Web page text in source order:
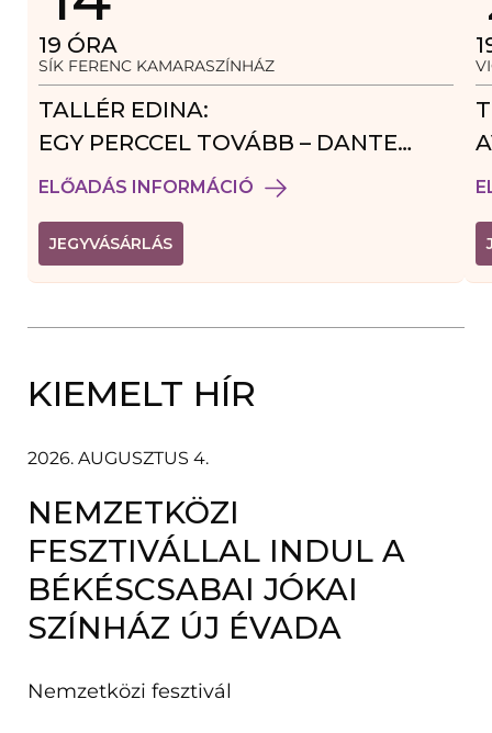
19 ÓRA
SÍK FERENC KAMARASZÍNHÁZ
TALLÉR EDINA:
EGY PERCCEL TOVÁBB – DANTE
VENDÉGJÁTÉK
ELŐADÁS INFORMÁCIÓ
JEGYVÁSÁRLÁS(
L
I
Ú
B
B
N
Y
Í
L
I
K
KIEMELT HÍR
2026. AUGUSZTUS 4.
NEMZETKÖZI
FESZTIVÁLLAL INDUL A
BÉKÉSCSABAI JÓKAI
SZÍNHÁZ ÚJ ÉVADA
Nemzetközi fesztivál